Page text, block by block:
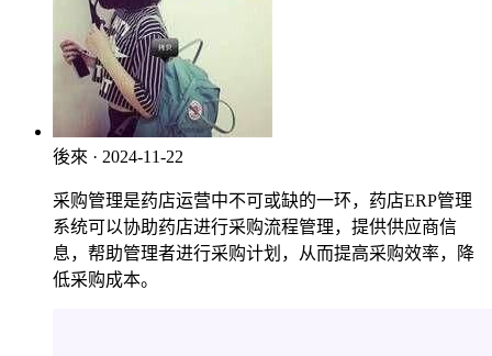
後來 · 2024-11-22
采购管理是药店运营中不可或缺的一环，药店ERP管理
系统可以协助药店进行采购流程管理，提供供应商信
息，帮助管理者进行采购计划，从而提高采购效率，降
低采购成本。